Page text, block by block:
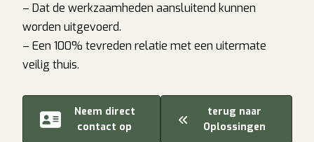
– Dat de werkzaamheden aansluitend kunnen
worden uitgevoerd.
– Een 100% tevreden relatie met een uitermate
veilig thuis.
Neem direct
contact op
terug naar
Oplossingen